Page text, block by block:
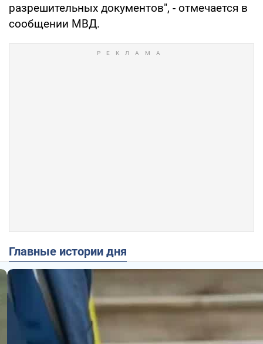
разрешительных документов", - отмечается в
сообщении МВД.
Главные истории дня